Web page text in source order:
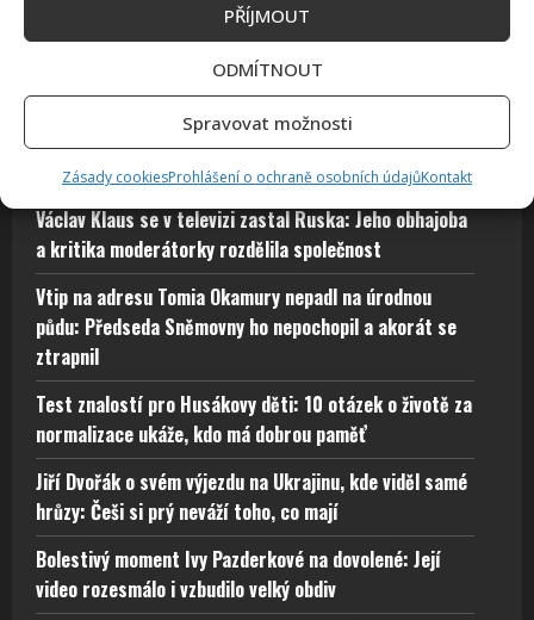
PŘÍJMOUT
ODMÍTNOUT
Spravovat možnosti
Zásady cookiesProhlášení o ochraně osobních údajůKontakt
Vědomostní kvíz pro fanoušky AZ-kvízu: Je čas zjistit, kdo
by se dostal k bankomatu pomocí 10 otázek
8. 8. 2026
Václav Klaus se v televizi zastal Ruska: Jeho obhajoba
a kritika moderátorky rozdělila společnost
Vtip na adresu Tomia Okamury nepadl na úrodnou
půdu: Předseda Sněmovny ho nepochopil a akorát se
ztrapnil
Test znalostí pro Husákovy děti: 10 otázek o životě za
normalizace ukáže, kdo má dobrou paměť
Jiří Dvořák o svém výjezdu na Ukrajinu, kde viděl samé
hrůzy: Češi si prý neváží toho, co mají
Bolestivý moment Ivy Pazderkové na dovolené: Její
video rozesmálo i vzbudilo velký obdiv